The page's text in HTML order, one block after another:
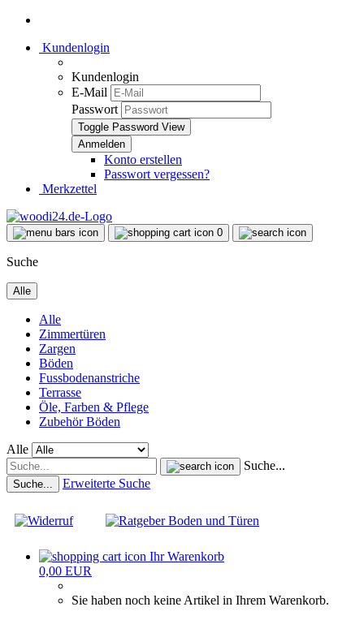
Kundenlogin
Kundenlogin
E-Mail
Passwort
Toggle Password View
Konto erstellen
Passwort vergessen?
Merkzettel
0
Suche
Alle
Alle
Zimmertüren
Zargen
Böden
Fussbodenanstriche
Terrasse
Öle, Farben & Pflege
Zubehör Böden
Alle
Suche...
Suche... Erweiterte Suche
Ihr Warenkorb
0,00 EUR
Sie haben noch keine Artikel in Ihrem Warenkorb.